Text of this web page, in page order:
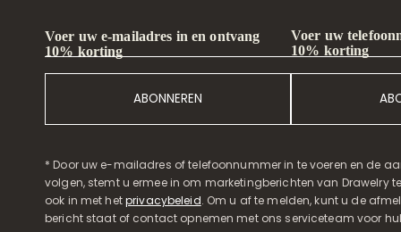
Voer uw e-mailadres in en ontvang
10% korting
ABONNEREN
Voer uw
10% korting
* Door uw e-mailadres of telefoonnummer in te voeren en de
volgen, stemt u ermee in om marketingberichten van Drawelry
ook in met hetprivacybeleid. Om u af te melden, kunt u de
bericht staat of contact opnemen met ons serviceteam voor